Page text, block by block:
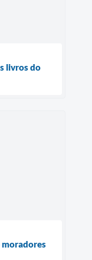
livros do
moradores